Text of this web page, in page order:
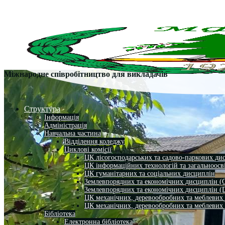
Структура
Інформація
Адміністрація
Навчальна частина
Відділення коледжу
Циклові комісії
ЦК лісогосподарських та садово-паркових
ЦК інформаційних технологій та
ЦК гуманітарних та соціальних дисциплін
Землевпорядних та економічних дисциплін
Землевпорядних та економічних дисциплін
ЦК механічних, деревообробних та
ЦК механічних, деревообробних та
Бібліотека
Електронна бібліотека
Міжнародне співробітництво для викладачів